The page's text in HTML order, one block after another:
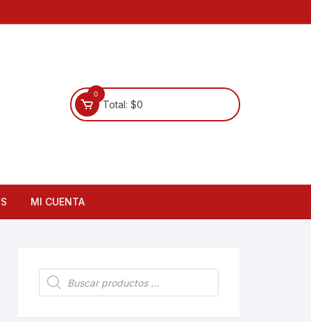
0
Total: $0
MI CUENTA
Búsqueda
de